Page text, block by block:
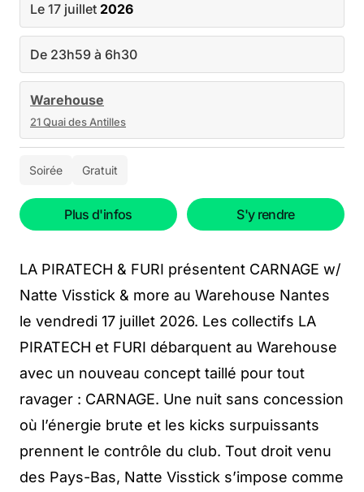
Le 17 juillet 2026
De 23h59 à 6h30
Warehouse
21 Quai des Antilles
Soirée Gratuit
Plus d'infos S'y rendre
LA PIRATECH & FURI présentent CARNAGE w/
Natte Visstick & more au Warehouse Nantes
le vendredi 17 juillet 2026. Les collectifs LA
PIRATECH et FURI débarquent au Warehouse
avec un nouveau concept taillé pour tout
ravager : CARNAGE. Une nuit sans concession
où l’énergie brute et les kicks surpuissants
prennent le contrôle du club. Tout droit venu
des Pays-Bas, Natte Visstick s’impose comme